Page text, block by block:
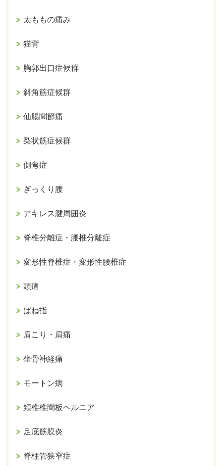
太ももの痛み
猫背
胸郭出口症候群
斜角筋症候群
仙腸関節痛
梨状筋症候群
側弯症
ぎっくり腰
アキレス腱周囲炎
脊椎分離症・腰椎分離症
変形性脊椎症・変形性腰椎症
頭痛
ばね指
肩こり・肩痛
坐骨神経痛
モートン病
頚椎椎間板ヘルニア
足底筋膜炎
脊柱管狭窄症